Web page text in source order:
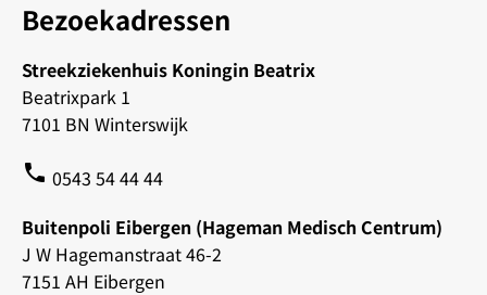
Bezoekadressen
Streekziekenhuis Koningin Beatrix
Beatrixpark 1
7101 BN Winterswijk
phone 0543 54 44 44
Buitenpoli Eibergen (Hageman Medisch Centrum)
J W Hagemanstraat 46-2
7151 AH Eibergen